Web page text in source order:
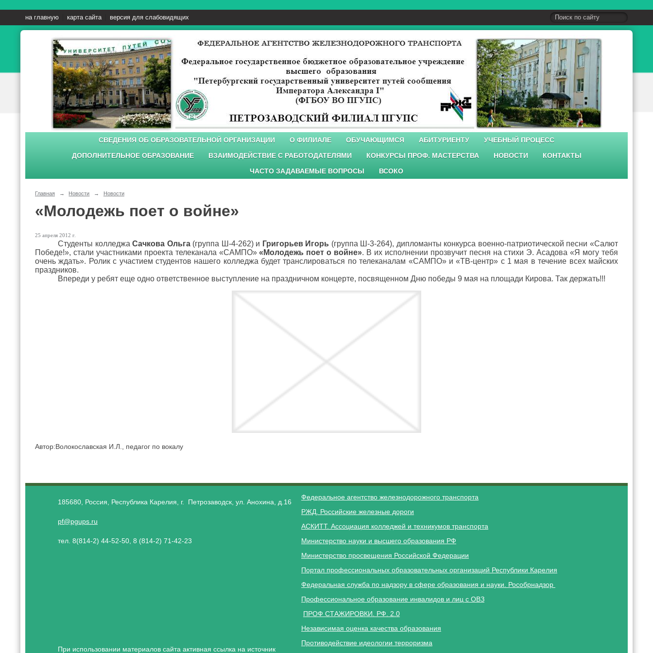
на главную карта сайта версия для слабовидящих
СВЕДЕНИЯ ОБ ОБРАЗОВАТЕЛЬНОЙ ОРГАНИЗАЦИИ О ФИЛИАЛЕ ОБУЧАЮЩИМСЯ АБИТУРИЕНТУ УЧЕБНЫЙ ПРОЦЕСС
ДОПОЛНИТЕЛЬНОЕ ОБРАЗОВАНИЕ ВЗАИМОДЕЙСТВИЕ С РАБОТОДАТЕЛЯМИ КОНКУРСЫ ПРОФ. МАСТЕРСТВА НОВОСТИ КОНТАКТЫ
ЧАСТО ЗАДАВАЕМЫЕ ВОПРОСЫ ВСОКО
Главная → Новости → Новости
«Молодежь поет о войне»
25 апреля 2012 г.
Студенты колледжаСачкова Ольга(группа Ш-4-262) и Григорьев Игорь (группа Ш-3-264), дипломанты конкурса военно-патриотической песни «Салют
Победе!», стали участниками проекта телеканала «САМПО»«Молодежь поет о войне». В их исполнении прозвучит песня на стихи Э. Асадова «Я могу тебя
очень ждать». Ролик с участием студентов нашего колледжа будет транслироваться по телеканалам «САМПО» и «ТВ-центр» с 1 мая в течение всех майских
праздников.
Впереди у ребят еще одно ответственное выступление на праздничном концерте, посвященном Дню победы 9 мая на площади Кирова. Так держать!!!
Автор:Волокославская И.Л., педагог по вокалу
185680, Россия, Республика Карелия, г. Петрозаводск, ул. Анохина, д.16
Федеральное агентство железнодорожного транспорта
РЖД. Российские железные дороги
АСКИТТ. Ассоциация колледжей и техникумов транспорта
Министерство науки и высшего образования РФ
Министерство просвещения Российской Федерации
Портал профессиональных образовательных организаций Республики Карелия
Федеральная служба по надзору в сфере образования и науки. Рособрнадзор
Профессиональное образование инвалидов и лиц с ОВЗ
ПРОФ СТАЖИРОВКИ. РФ. 2.0
Независимая оценка качества образования
Противодействие идеологии терроризма
pf@pgups.ru
тел. 8(814-2) 44-52-50, 8 (814-2) 71-42-23
При использовании материалов сайта активная ссылка на источник